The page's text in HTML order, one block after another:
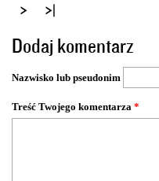
o
n
y
Dodaj komentarz
Nazwisko lub pseudonim
Treść Twojego komentarza *